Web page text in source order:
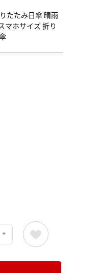
たたみ日傘 晴雨
マホサイズ 折り